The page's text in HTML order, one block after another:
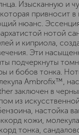
Изысканную и
привносит
нюанс.
нотой
и киприола,
Эти
подчеркнуты
и бобов тонка.
Ambrofix™,
заключен в
из
настойка
кожи,
тонка,